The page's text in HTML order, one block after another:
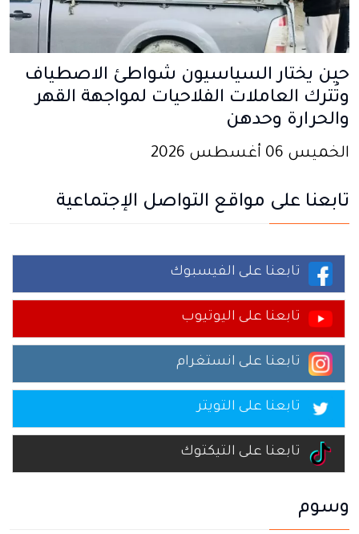
حين يختار السياسيون شواطئ الاصطياف
وتُترك العاملات الفلاحيات لمواجهة القهر
والحرارة وحدهن
الخميس 06 أغسطس 2026
تابعنا على مواقع التواصل الإجتماعية
تابعنا على الفيسبوك
تابعنا على اليوتيوب
تابعنا على انستغرام
تابعنا على التويتر
تابعنا على التيكتوك
وسوم